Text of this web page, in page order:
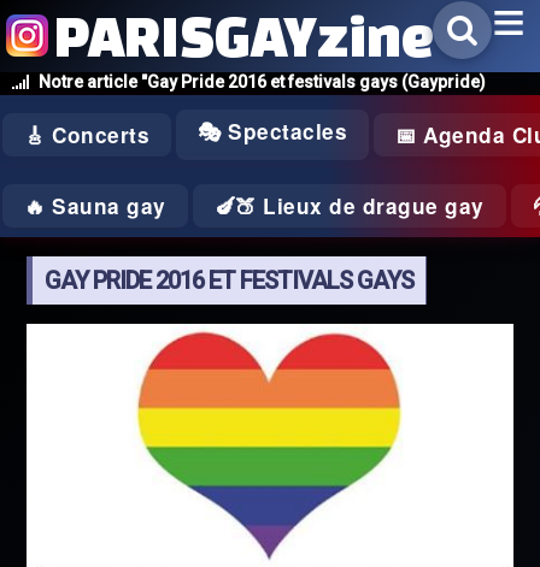
Notre article "Gay Pride 2016 et festivals gays (Gaypride)
PARISGAYzine
🎸 Concerts 🎭 Spectacles 📅 Agenda
🔥 Sauna gay 🍆🍑 Lieux de drague gay
GAY PRIDE 2016 ET FESTIVALS GAYS